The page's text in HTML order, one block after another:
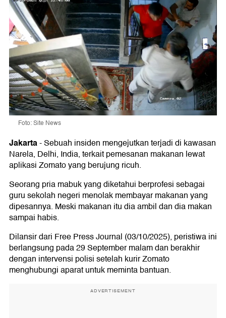
Foto: Site News
Jakarta-Sebuah insiden mengejutkan terjadi di kawasan
Narela, Delhi, India, terkait pemesanan makanan lewat
aplikasi Zomato yang berujung ricuh.
Seorang pria mabuk yang diketahui berprofesi sebagai
guru sekolah negeri menolak membayar makanan yang
dipesannya. Meski makanan itu dia ambil dan dia makan
sampai habis.
Dilansir dari Free Press Journal (03/10/2025), peristiwa ini
berlangsung pada 29 September malam dan berakhir
dengan intervensi polisi setelah kurir Zomato
menghubungi aparat untuk meminta bantuan.
ADVERTISEMENT